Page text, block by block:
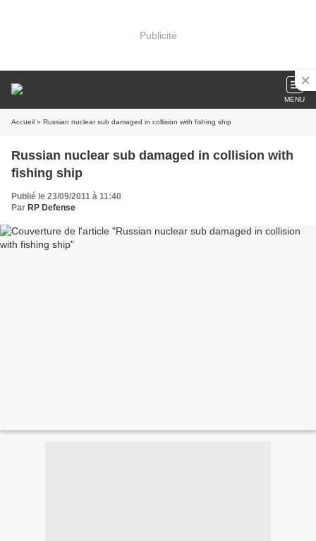
Publicité
MENU
Accueil » Russian nuclear sub damaged in collision with fishing ship
Russian nuclear sub damaged in collision with
fishing ship
Publié le 23/09/2011 à 11:40
Par RP Defense